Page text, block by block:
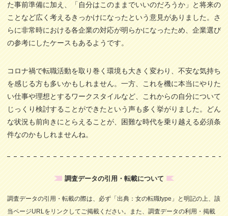
た事前準備に加え、「自分はこのままでいいのだろうか」と将来の
ことなど広く考えるきっかけになったという意見がありました。さ
らに非常時における各企業の対応が明らかになったため、企業選び
の参考にしたケースもあるようです。
コロナ禍で転職活動を取り巻く環境も大きく変わり、不安な気持ち
を感じる方も多いかもしれません。一方、これを機に本当にやりた
い仕事や理想とするワークスタイルなど、これからの自分について
じっくり検討することができたという声も多く挙がりました。どん
な状況も前向きにとらえることが、困難な時代を乗り越える必須条
件なのかもしれませんね。
調査データの引用・転載について
調査データの引用・転載の際は、必ず「出典：女の転職type」と明記の上、該
当ページURLをリンクしてご掲載ください。また、調査データの利用・掲載